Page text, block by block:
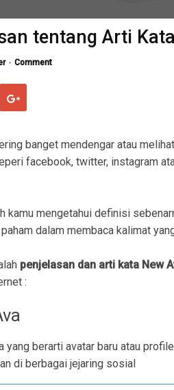
tentang Arti
Comment
banget mendengar atau melihat
facebook, twitter, instagram
kamu mengetahui definisi
dalam membaca kalimat
penjelasan dan arti kata New
:
yang berarti avatar baru atau
di berbagai jejaring sosial